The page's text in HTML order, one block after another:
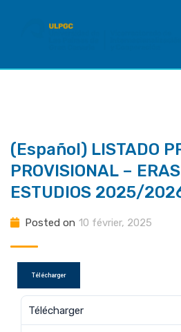
(Español) LISTADO
PROVISIONAL –
ESTUDIOS 2025/
Posted on 10 février, 2025
Télécharger
Télécharger